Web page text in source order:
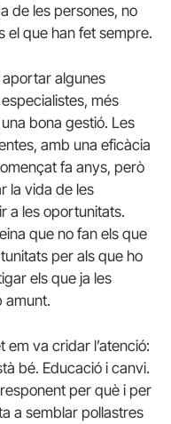
de les persones, no
el que han fet sempre.
algunes
més
bona gestió. Les
amb una eficàcia
fa anys, però
la vida de les
a les oportunitats.
que no fan els que
per als que ho
els que ja les
amunt.
em va cridar l’atenció:
bé. Educació i canvi.
per què i per
a semblar pollastres